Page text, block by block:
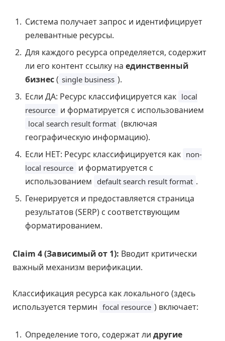
Система получает запрос и идентифицирует
релевантные ресурсы.
Для каждого ресурса определяется, содержит
ли его контент ссылку на единственный
бизнес( single business ).
Если ДА: Ресурс классифицируется как local
resource и форматируется с использованием
local search result format (включая
географическую информацию).
Если НЕТ: Ресурс классифицируется как non-
local resource и форматируется с
использованием default search result format .
Генерируется и предоставляется страница
результатов (SERP) с соответствующим
форматированием.
Claim 4 (Зависимый от 1): Вводит критически
важный механизм верификации.
Классификация ресурса как локального (здесь
используется термин focal resource ) включает:
Определение того, содержат ли другие